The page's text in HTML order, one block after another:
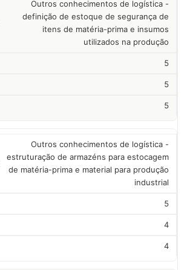
Outros conhecimentos de logística -
definição de estoque de segurança de
itens de matéria-prima e insumos
utilizados na produção
5
5
5
Outros conhecimentos de logística -
estruturação de armazéns para estocagem
de matéria-prima e material para produção
industrial
5
4
4